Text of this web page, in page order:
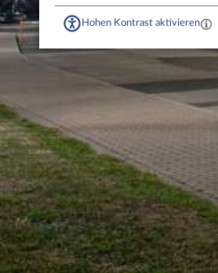
Hohen Kontrast aktivieren